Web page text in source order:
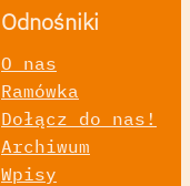
Odnośniki
O nas
Ramówka
Dołącz do nas!
Archiwum
Wpisy